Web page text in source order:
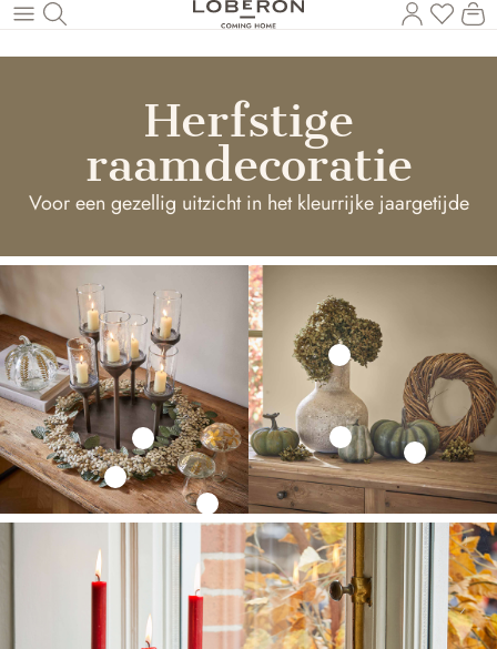
Naar de hoofdinhoud
U
Herfstige
raamdecoratie
Voor een gezellig uitzicht in het kleurrijke jaargetijde